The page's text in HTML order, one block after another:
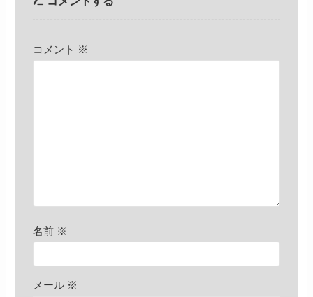
コメント ※
名前 ※
メール ※